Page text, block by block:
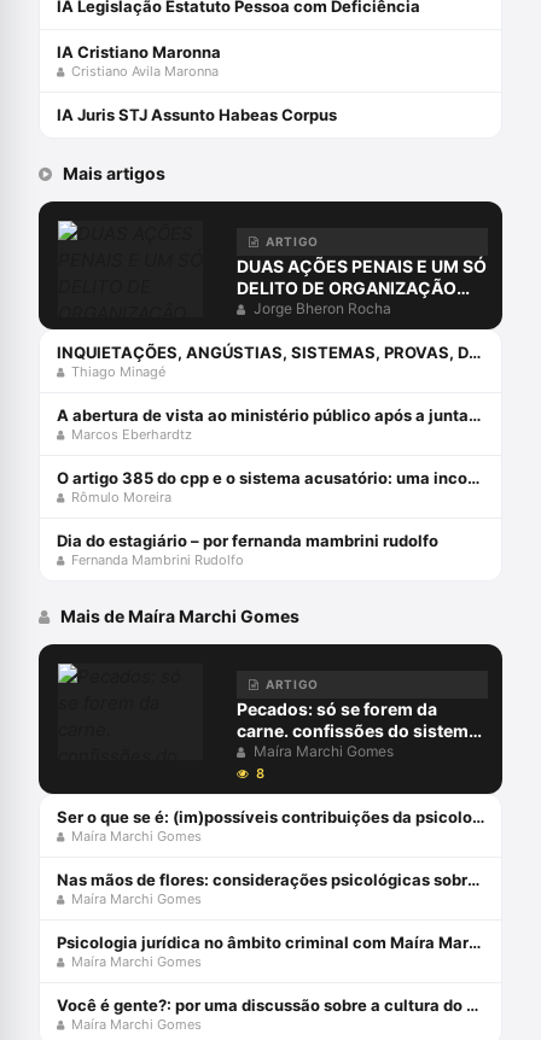
IA Legislação Estatuto Pessoa com Deficiência
IA Cristiano Maronna
Cristiano Avila Maronna
IA Juris STJ Assunto Habeas Corpus
Mais artigos
ARTIGO
DUAS AÇÕES PENAIS E UM SÓ
DELITO DE ORGANIZAÇÃO
CRIMINOSA?
Jorge Bheron Rocha
INQUIETAÇÕES, ANGÚSTIAS, SISTEMAS, PROVAS, DIREITO E O ERRO DA COMPREENSÃO JURÍDICA ESTUDANDO APENAS O DIREITO.
Thiago Minagé
A abertura de vista ao ministério público após a juntada da resposta à acusação
Marcos Eberhardtz
O artigo 385 do cpp e o sistema acusatório: uma incompatiblidade com a constituição federal
Rômulo Moreira
Dia do estagiário – por fernanda mambrini rudolfo
Fernanda Mambrini Rudolfo
Mais de Maíra Marchi Gomes
ARTIGO
Pecados: só se forem da
carne. confissões do sistema
judicial à luz da psicanálise
Maíra Marchi Gomes
8
Ser o que se é: (im)possíveis contribuições da psicologia ao direito
Maíra Marchi Gomes
Nas mãos de flores: considerações psicológicas sobre exame criminológico
Maíra Marchi Gomes
Psicologia jurídica no âmbito criminal com Maíra Marchi
Maíra Marchi Gomes
Você é gente?: por uma discussão sobre a cultura do estupro
Maíra Marchi Gomes